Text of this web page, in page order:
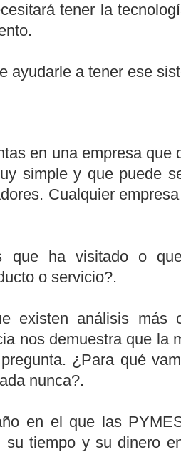
tener la
ayudarle a tener ese
en una empresa que
simple y que puede
Cualquier
que ha visitado o
o servicio?.
existen análisis más
nos demuestra que la
¿Para qué
nunca?.
en el que las
su tiempo y su dinero